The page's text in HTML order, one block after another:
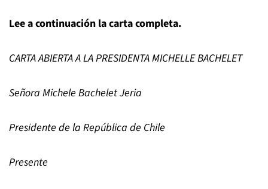
Lee a continuación la carta completa.
CARTA ABIERTAA LA PRESIDENTA MICHELLE BACHELET
Señora Michele Bachelet Jeria
Presidente de la República de Chile
Presente